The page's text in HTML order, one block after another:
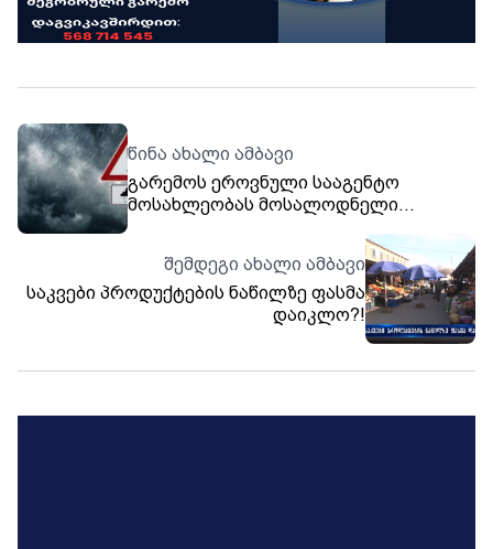
წინა ახალი ამბავი
გარემოს ეროვნული სააგენტო
მოსახლეობას მოსალოდნელი
შემდეგი ახალი ამბავი
საკვები პროდუქტების ნაწილზე ფასმა
დაიკლო?!